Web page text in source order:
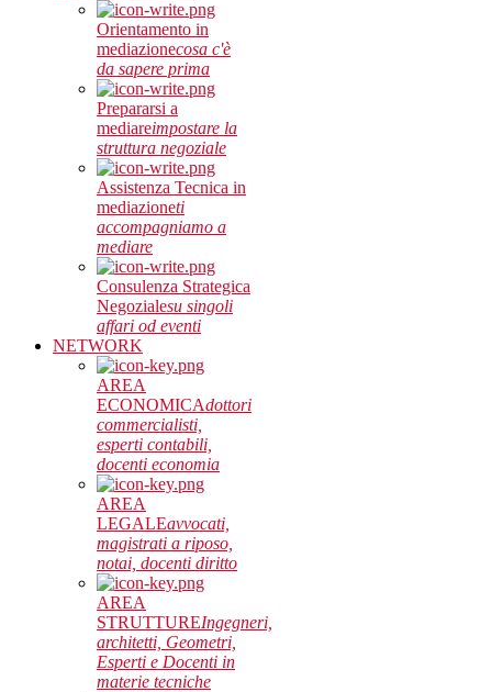
Orientamento in
mediazionecosa c'è
da sapere prima
Prepararsi a
mediareimpostare la
struttura negoziale
Assistenza Tecnica in
mediazioneti
accompagniamo a
mediare
Consulenza Strategica
Negozialesu singoli
affari od eventi
NETWORK
AREA
ECONOMICAdottori
commercialisti,
esperti contabili,
docenti economia
AREA
LEGALEavvocati,
magistrati a riposo,
notai, docenti diritto
AREA
STRUTTUREIngegneri,
architetti, Geometri,
Esperti e Docenti in
materie tecniche